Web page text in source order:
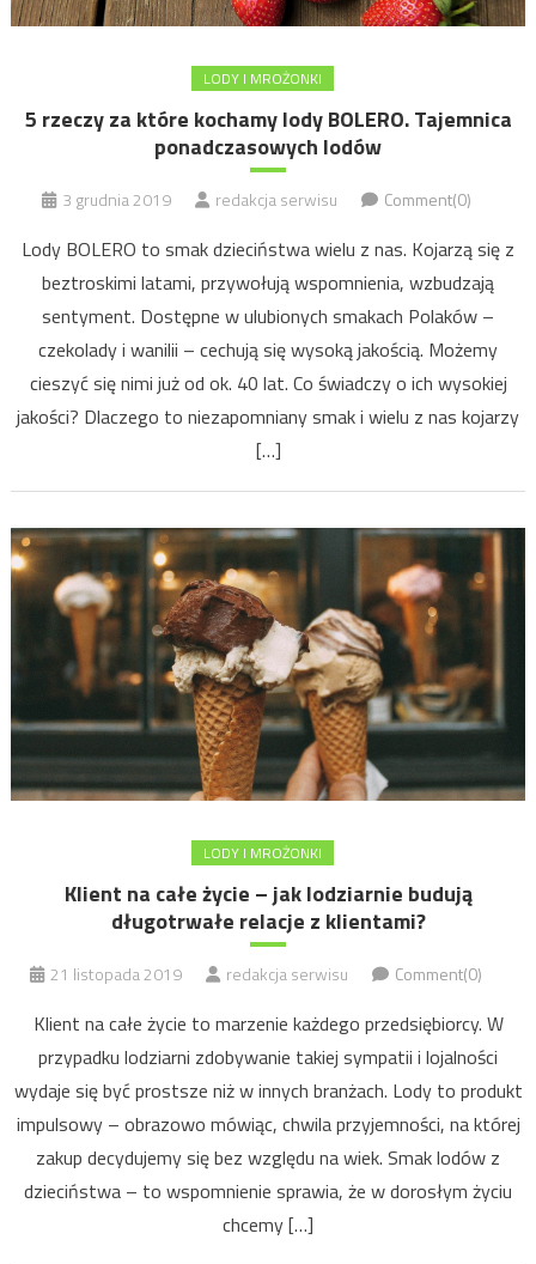
LODY I MROŻONKI
5 rzeczy za które kochamy lody BOLERO. Tajemnica
ponadczasowych lodów
3 grudnia 2019 redakcja serwisu Comment(0)
Lody BOLERO to smak dzieciństwa wielu z nas. Kojarzą się z
beztroskimi latami, przywołują wspomnienia, wzbudzają
sentyment. Dostępne w ulubionych smakach Polaków –
czekolady i wanilii – cechują się wysoką jakością. Możemy
cieszyć się nimi już od ok. 40 lat. Co świadczy o ich wysokiej
jakości? Dlaczego to niezapomniany smak i wielu z nas kojarzy
[…]
LODY I MROŻONKI
Klient na całe życie – jak lodziarnie budują
długotrwałe relacje z klientami?
21 listopada 2019 redakcja serwisu Comment(0)
Klient na całe życie to marzenie każdego przedsiębiorcy. W
przypadku lodziarni zdobywanie takiej sympatii i lojalności
wydaje się być prostsze niż w innych branżach. Lody to produkt
impulsowy – obrazowo mówiąc, chwila przyjemności, na której
zakup decydujemy się bez względu na wiek. Smak lodów z
dzieciństwa – to wspomnienie sprawia, że w dorosłym życiu
chcemy […]